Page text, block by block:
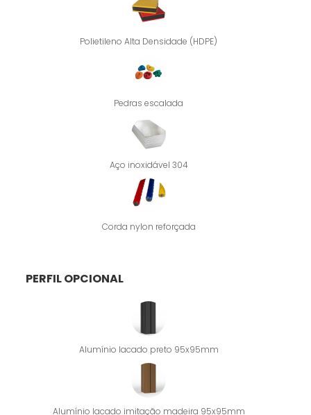
Polietileno Alta Densidade (HDPE)
Pedras escalada
Aço inoxidável 304
Corda nylon reforçada
PERFIL OPCIONAL
Alumínio lacado preto 95x95mm
Alumínio lacado imitação madeira 95x95mm